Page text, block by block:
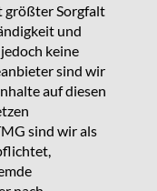
größter Sorgfalt
und
keine
sind wir
auf diesen
sind wir als